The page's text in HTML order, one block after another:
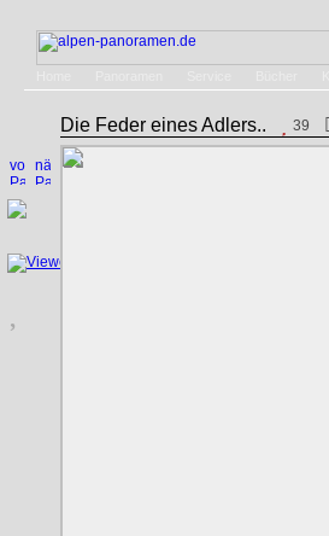
Die Feder eines Adlers.. 39